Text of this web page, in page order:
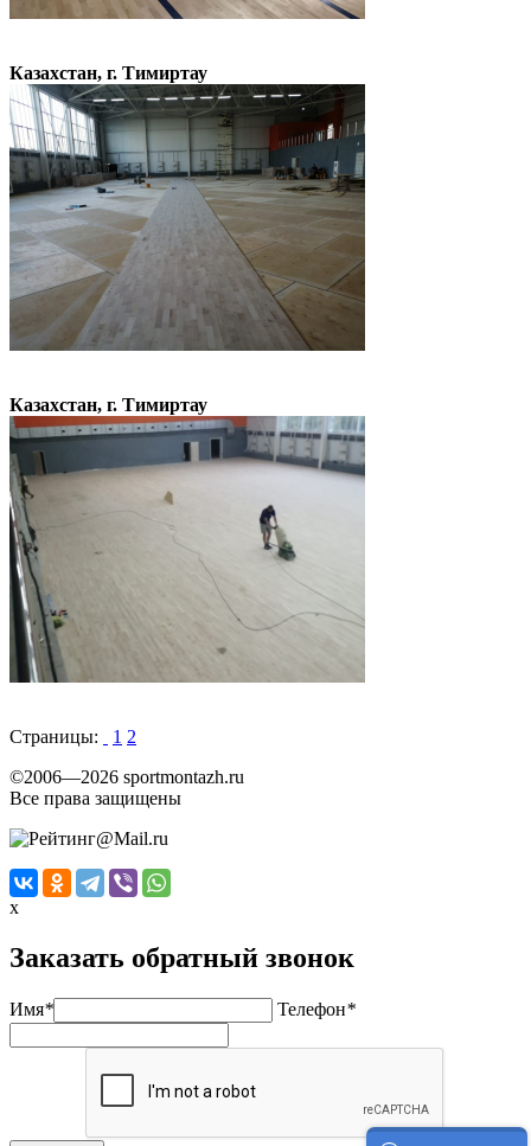
Казахстан, г. Тимиртау
Казахстан, г. Тимиртау
Страницы: 1 2
©2006—2026 sportmontazh.ru
Все права защищены
x
Заказать обратный звонок
Имя* Телефон*